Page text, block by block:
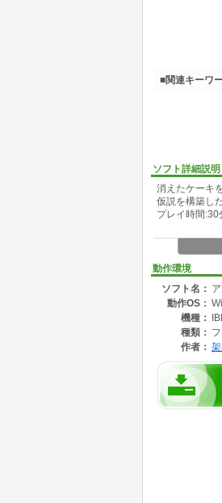
ソフト詳細説明
消えたケーキ
仮説を構築し
プレイ時間:30
動作環境
ソフト名：
動作OS：
機種：
種類：
作者：
■関連キーワ